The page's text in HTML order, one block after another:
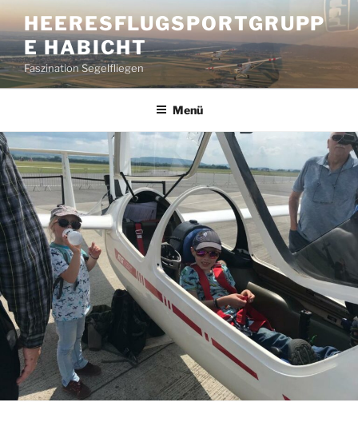
Zum
Inhalt
springen
HEERESFLUGSPORTGRUPP
E HABICHT
Faszination Segelfliegen
Menü